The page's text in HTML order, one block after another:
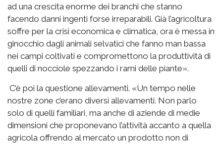
ad una crescita enorme dei branchi che stanno
facendo danni ingenti forse irreparabili. Già l’agricoltura
soffre per la crisi economica e climatica, ora è messa in
ginocchio dagli animali selvatici che fanno man bassa
nei campi coltivati e compromettono la produttività di
quelli di nocciole spezzando i rami delle piante».
C’è poi la questione allevamenti. «Un tempo nelle
nostre zone c’erano diversi allevamenti. Non parlo
solo di quelli familiari, ma anche di aziende di medie
dimensioni che proponevano l’attività accanto a quella
agricola offrendo al mercato un prodotto non di